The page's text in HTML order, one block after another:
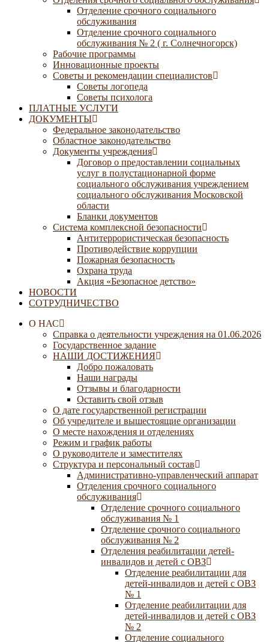
Отделение срочного социального
обслуживания
Отделение срочного социального
обслуживания № 2 ( г. Солнечногорск)
Рабочие программы
Инновационные проекты
Советы и рекомендации специалистов
Советы логопеда
Советы психолога
ПЛАТНЫЕ УСЛУГИ
ДОКУМЕНТЫ
Федеральное законодательство
Областное законодательство
Документы учреждения
Договор о предоставлении социальных
услуг в полустационарной форме
социального обслуживания учреждением
социального обслуживания Московской
области
Бланки документов
Система комплексной безопасности
Антитеррористическая безопасность
Противодействие коррупции
Пожарная безопасность
Охрана труда
Акция «Безопасное детство»
НОВОСТИ
СОТРУДНИЧЕСТВО
О НАС
Справка о деятельности учреждения на 01.06.2026
Государственное задание
НАШИ ДОСТИЖЕНИЯ
Добро пожаловать
Наши награды
Отзывы и благодарности
Оставить свой отзыв
О дате государственной регистрации
Об учредителе и вышестоящие организации
О месте нахождения и отделениях
Режим и график работы
О руководителе и заместителях
Структура и персональный состав
Административно-управленческий аппарат
Отделения срочного социального
обслуживания
Отделение срочного социального
обслуживания № 1
Отделение срочного социального
обслуживания № 2
Отделения реабилитации детей-
инвалидов и детей с ОВЗ
Отделение реабилитации для
детей-инвалидов и детей с ОВЗ
№ 1
Отделение реабилитации для
детей-инвалидов и детей с ОВЗ
№ 2
Отделение социального